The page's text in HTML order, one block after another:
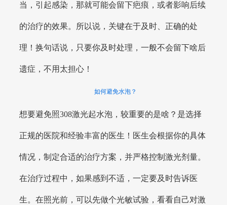
当，引起感染，那就可能会留下疤痕，或者影响后续
的治疗的效果。所以说，关键在于及时、正确的处
理！换句话说，只要你及时处理，一般不会留下啥后
遗症，不用太担心！
如何避免水泡？
想要避免照308激光起水泡，较重要的是啥？是选择
正规的医院和经验丰富的医生！医生会根据你的具体
情况，制定合适的治疗方案，并严格控制激光剂量。
在治疗过程中，如果感到不适，一定要及时告诉医
生。在照光前，可以先做个光敏试验，看看自己对激